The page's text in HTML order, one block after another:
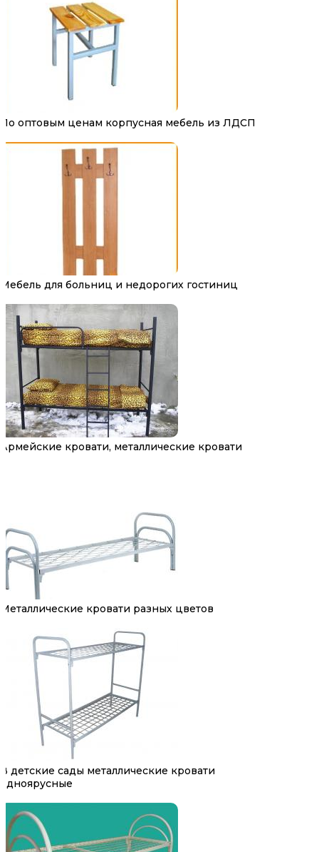
По оптовым ценам корпусная мебель из ЛДСП
Мебель для больниц и недорогих гостиниц
Армейские кровати, металлические кровати
Металлические кровати разных цветов
В детские сады металлические кровати
одноярусные